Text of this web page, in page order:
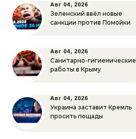
Авг 04, 2026
Зеленский ввёл новые
санкции против Помойки
Авг 04, 2026
Санитарно-гигиенические
работы в Крыму
Авг 04, 2026
Украина заставит Кремль
просить пощады